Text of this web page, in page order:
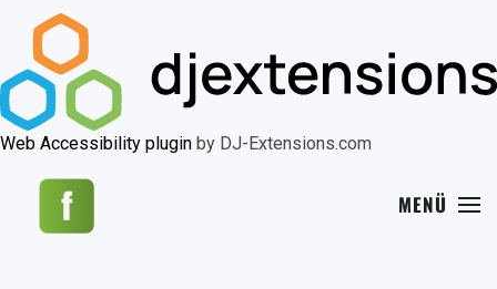
Web Accessibility plugin by DJ-Extensions.com
MENÜ